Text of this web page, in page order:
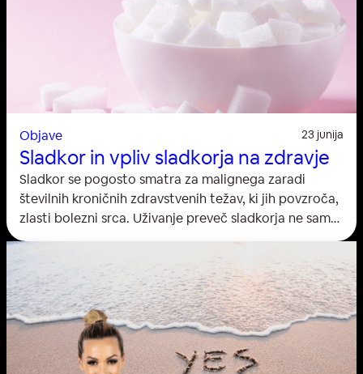
Objave 23 junija
Sladkor in vpliv sladkorja na zdravje
Sladkor se pogosto smatra za malignega zaradi
številnih kroničnih zdravstvenih težav, ki jih povzroča,
zlasti bolezni srca. Uživanje preveč sladkorja ne samo,
da zavira izgubo teže, ampak lahko tudi pospeši
izločanje hrane, ki je bogata s hranili. Kljub
opozorilom mnogi še vedno pretiravajo s sladkorjem.
Povprečna dnevna poraba sladkorja ponekod znaša
že 73 gramov ali 17,4 žlice, kar se je v zadnjih letih
nekoliko zmanjšalo,…